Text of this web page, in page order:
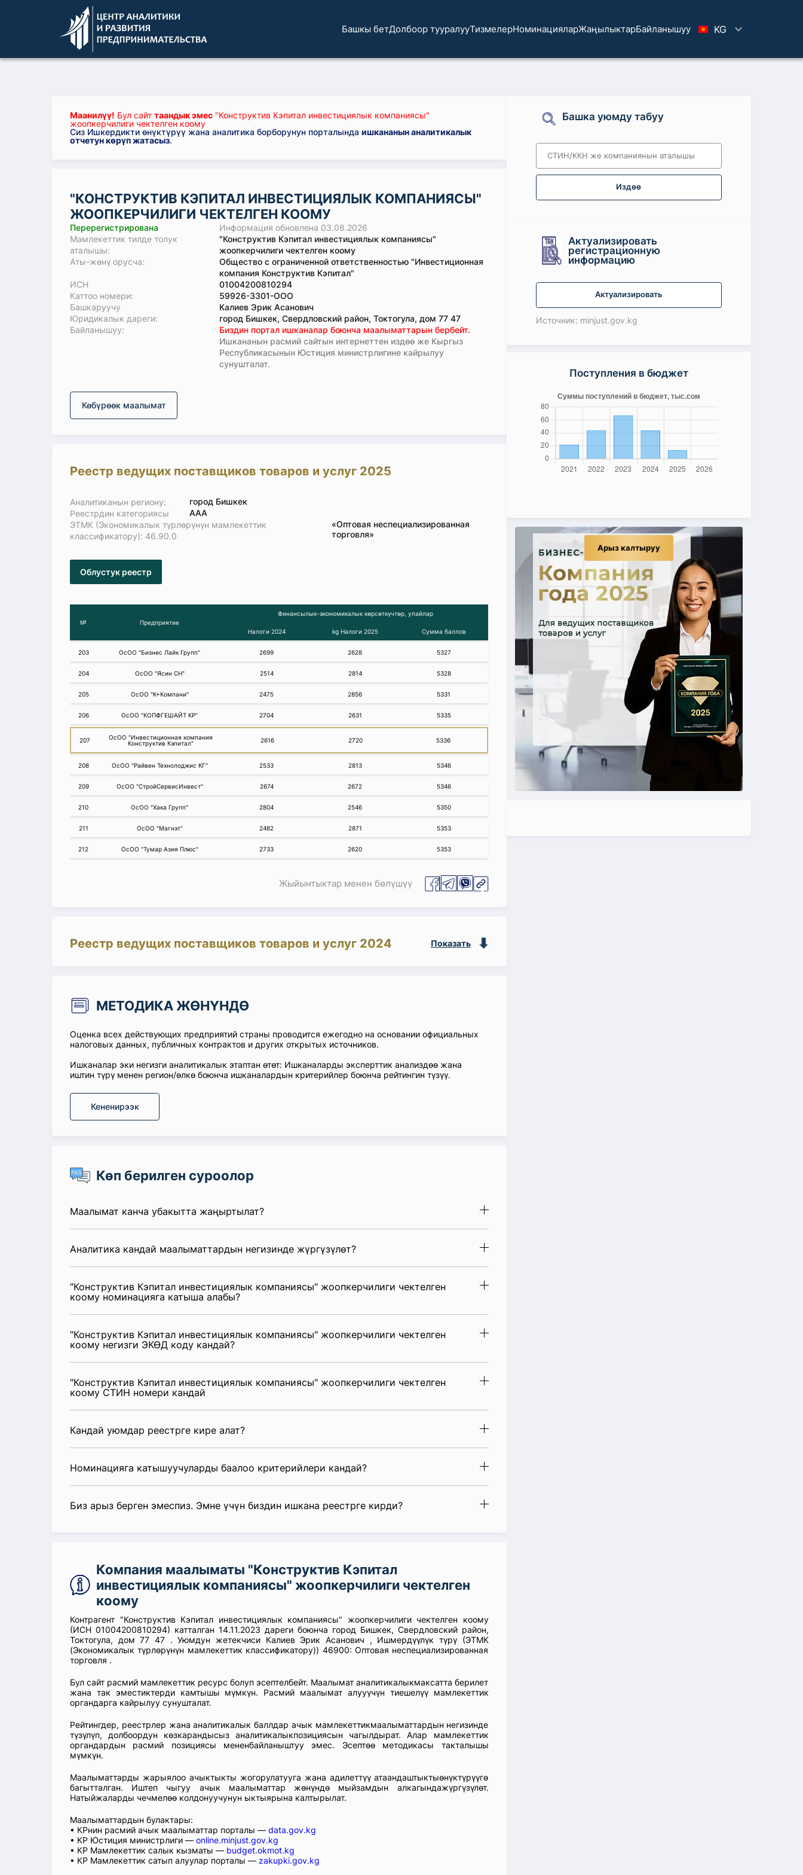
Башкы бетДолбоор тууралууТизмелерНоминацияларЖаңылыктарБайланышуу KG
Маанилүү! Бул сайт таандык эмес "Конструктив Кэпитал инвестициялык компаниясы"
жоопкерчилиги чектелген коому
Сиз Ишкердикти өнүктүрүү жана аналитика борборунун порталында ишкананын аналитикалык
отчетун көрүп жатасыз.
"КОНСТРУКТИВ КЭПИТАЛ ИНВЕСТИЦИЯЛЫК КОМПАНИЯСЫ"
ЖООПКЕРЧИЛИГИ ЧЕКТЕЛГЕН КООМУ
Перерегистрирована
Информация обновлена 03.08.2026
Мамлекеттик тилде толук
аталышы:
"Конструктив Кэпитал инвестициялык компаниясы"
жоопкерчилиги чектелген коому
Аты-жөнү орусча:
Общество с ограниченной ответственностью "Инвестиционная
компания Конструктив Кэпитал"
ИСН
01004200810294
Каттоо номери:
59926-3301-ООО
Башкаруучу
Калиев Эрик Асанович
Юридикалык дареги:
город Бишкек, Свердловский район, Токтогула, дом 77 47
Байланышуу:
Биздин портал ишканалар боюнча маалыматтарын бербейт.
Ишкананын расмий сайтын интернеттен издөө же Кыргыз
Республикасынын Юстиция министрлигине кайрылуу
сунушталат.
Көбүрөөк маалымат
Реестр ведущих поставщиков товаров и услуг 2025
Аналитиканын региону:
город Бишкек
Реестрдин категориясы
ААА
ЭТМК (Экономикалык түрлөрүнүн мамлекеттик
классификатору): 46.90.0
«Оптовая неспециализированная
торговля»
Облустук реестр
№ Предприятие
Финансылык-экономикалык көрсөткүчтөр, упайлар
Налоги 2024 kg Налоги 2025 Сумма баллов
203 ОсОО "Бизнес Лайк Групп" 2699 2628 5327
204 ОсОО "Ясин СН" 2514 2814 5328
205 ОсОО "К+Компани" 2475 2856 5331
206 ОсОО "КОПФГЕШАЙТ КР" 2704 2631 5335
207
ОсОО "Инвестиционная компания
Конструктив Кэпитал"
2616 2720 5336
208 ОсОО "Райвен Технолоджис КГ" 2533 2813 5346
209 ОсОО "СтройСервисИнвест" 2674 2672 5346
210 ОсОО "Хака Групп" 2804 2546 5350
211 ОсОО "Магнэт" 2482 2871 5353
212 ОсОО "Тумар Азия Плюс" 2733 2620 5353
Жыйынтыктар менен бөлүшүү
Реестр ведущих поставщиков товаров и услуг 2024 Показать
МЕТОДИКА ЖӨНҮНДӨ
Оценка всех действующих предприятий страны проводится ежегодно на основании официальных
налоговых данных, публичных контрактов и других открытых источников.
Ишканалар эки негизги аналитикалык этаптан өтөт: Ишканаларды эксперттик анализдөө жана
иштин түрү менен регион/өлкө боюнча ишканалардын критерийлер боюнча рейтингин түзүү.
Кененирээк
Көп берилген суроолор
Маалымат канча убакытта жаңыртылат?
Аналитика кандай маалыматтардын негизинде жүргүзүлөт?
"Конструктив Кэпитал инвестициялык компаниясы" жоопкерчилиги чектелген
коому номинацияга катыша алабы?
"Конструктив Кэпитал инвестициялык компаниясы" жоопкерчилиги чектелген
коому негизги ЭКӨД коду кандай?
"Конструктив Кэпитал инвестициялык компаниясы" жоопкерчилиги чектелген
коому СТИН номери кандай
Кандай уюмдар реестрге кире алат?
Номинацияга катышуучуларды баалоо критерийлери кандай?
Биз арыз берген эмеспиз. Эмне үчүн биздин ишкана реестрге кирди?
Компания маалыматы "Конструктив Кэпитал
инвестициялык компаниясы" жоопкерчилиги чектелген
коому
Контрагент "Конструктив Кэпитал инвестициялык компаниясы" жоопкерчилиги чектелген коому
(ИСН 01004200810294) катталган 14.11.2023 дареги боюнча город Бишкек, Свердловский район,
Токтогула, дом 77 47 . Уюмдун жетекчиси Калиев Эрик Асанович , Ишмердүүлүк түрү (ЭТМК
(Экономикалык түрлөрүнүн мамлекеттик классификатору)) 46900: Оптовая неспециализированная
торговля .
Бул сайт расмий мамлекеттик ресурс болуп эсептелбейт. Маалымат аналитикалыкмаксатта берилет
жана так эместиктерди камтышы мүмкүн. Расмий маалымат алууүчүн тиешелүү мамлекеттик
органдарга кайрылуу сунушталат.
Рейтингдер, реестрлер жана аналитикалык баллдар ачык мамлекеттикмаалыматтардын негизинде
түзүлүп, долбоордун көзкарандысыз аналитикалыкпозициясын чагылдырат. Алар мамлекеттик
органдардын расмий позициясы мененбайланыштуу эмес. Эсептөө методикасы такталышы
мүмкүн.
Маалыматтарды жарыялоо ачыктыкты жогорулатууга жана адилеттүү атаандаштыктыөнүктүрүүгө
багытталган. Иштеп чыгуу ачык маалыматтар жөнүндө мыйзамдын алкагындажүргүзүлөт.
Натыйжаларды чечмелөө колдонуучунун ыктыярына калтырылат.
Маалыматтардын булактары:
• КРнин расмий ачык маалыматтар порталы — data.gov.kg
• КР Юстиция министрлиги — online.minjust.gov.kg
• КР Мамлекеттик салык кызматы — budget.okmot.kg
• КР Мамлекеттик сатып алуулар порталы — zakupki.gov.kg
Башка уюмду табуу
Издөө
Актуализировать
регистрационную
информацию
Актуализировать
Источник: minjust.gov.kg
Поступления в бюджет
Арыз калтыруу